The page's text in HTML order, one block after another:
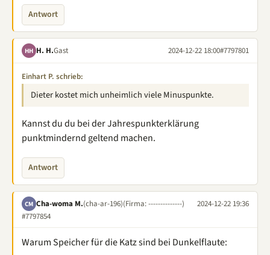
Antwort
HH H. H.Gast 2024-12-22 18:00#7797801
Einhart P. schrieb:
Dieter kostet mich unheimlich viele Minuspunkte.
Kannst du du bei der Jahrespunkterklärung
punktmindernd geltend machen.
Antwort
CM Cha-woma M.(cha-ar-196)(Firma: --------------)
2024-12-22 19:36
#7797854
Warum Speicher für die Katz sind bei Dunkelflaute: